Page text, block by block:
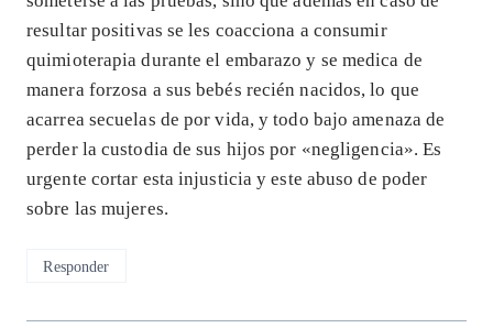
resultar positivas se les coacciona a consumir
quimioterapia durante el embarazo y se medica de
manera forzosa a sus bebés recién nacidos, lo que
acarrea secuelas de por vida, y todo bajo amenaza de
perder la custodia de sus hijos por «negligencia». Es
urgente cortar esta injusticia y este abuso de poder
sobre las mujeres.
Responder